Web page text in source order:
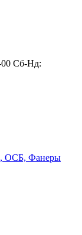
Сб-Нд:
ОСБ, Фанеры